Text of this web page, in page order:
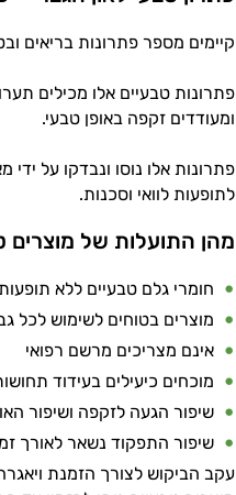
קיימים מספר פתרונות בריאים
פתרונות טבעיים אלו מכילים
ומעודדים זקפה באופן טבעי.
פתרונות אלו נוסו ונבדקו על
לתופעות לוואי וסכנות.
מהן התועלות של מוצרים
חומרי גלם טבעיים ללא
מוצרים בטוחים לשימוש לכל
אינם מצריכים מרשם רפואי
מוכחים כיעילים בעידוד
שיפור הגעה לזקפה ושיפור
שיפור התפקוד נשאר לאורך
עקב הביקוש לצורך הזמנת